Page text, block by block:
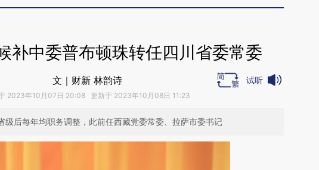
补中委普布顿珠转任四川省委常委
文｜财新 林韵诗
2023年10月07日 20:08 更新于 2023年10月08日 11:23
试听
后每年均职务调整，此前任西藏党委常委、拉萨市委书记